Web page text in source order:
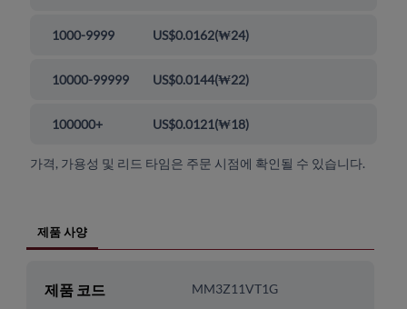
1000-9999 US$0.0162(₩24)
10000-99999 US$0.0144(₩22)
100000+ US$0.0121(₩18)
가격, 가용성 및 리드 타임은 주문 시점에 확인될 수 있습니다.
제품 사양
제품 코드 MM3Z11VT1G